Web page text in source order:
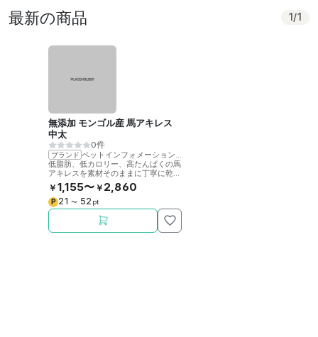
最新の商品 1 /1
無添加 モンゴル産 馬アキレス
中太
0件
ブランド
低脂肪、低カロリー、高たんぱくの馬
アキレスを素材そのままに丁寧に乾燥
させました。噛むことで歯の健康をサ
ポート。
￥ 1,155〜 ￥ 2,860
P 21 〜 52 pt